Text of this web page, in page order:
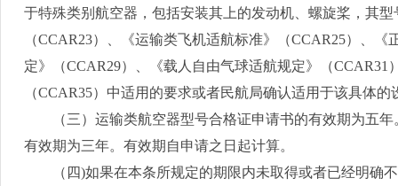
于特殊类别航空器，包括安装其上的发动机、螺旋桨，其
（CCAR23）、《运输类飞机适航标准》（CCAR25）、《
定》（CCAR29）、《载人自由气球适航规定》（CCAR31
（CCAR35）中适用的要求或者民航局确认适用于该具体
（三）运输类航空器型号合格证申请书的有效期为五年
有效期为三年。有效期自申请之日起计算。
（四)如果在本条所规定的期限内未取得或者已经明确